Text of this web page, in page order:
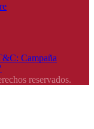
Campaña
reservados.